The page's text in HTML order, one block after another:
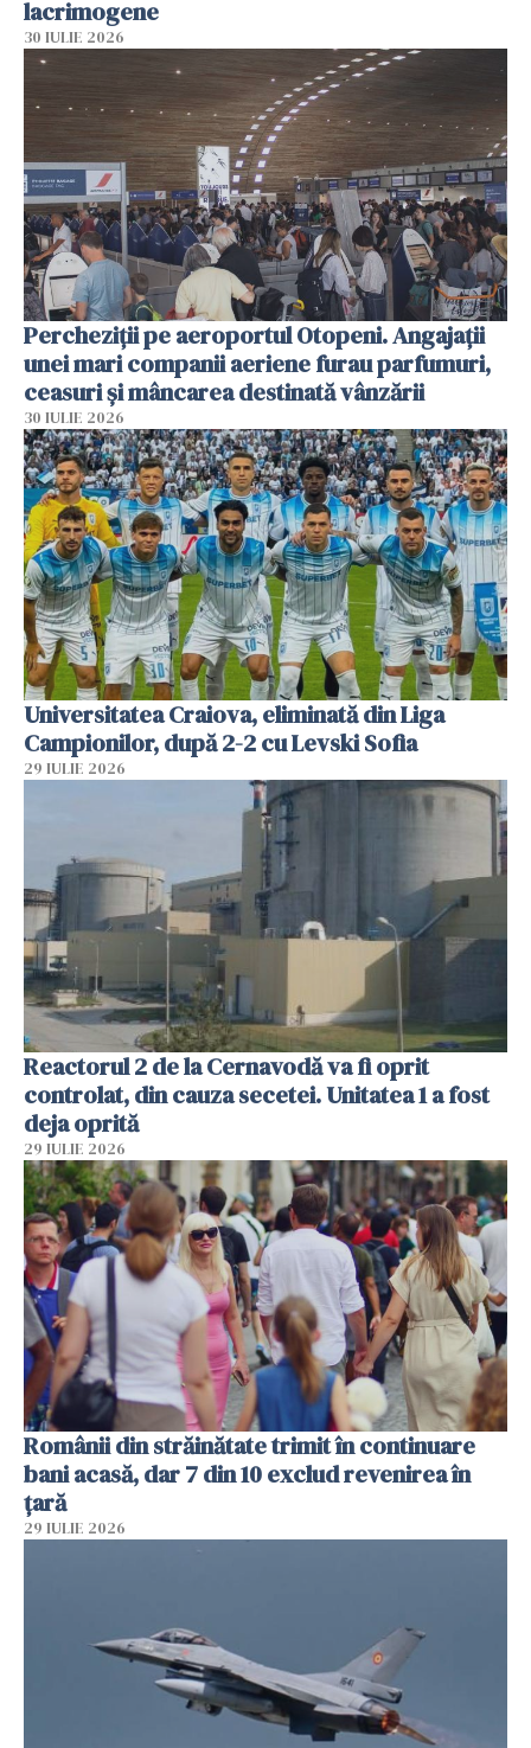
lacrimogene
30 IULIE 2026
Percheziții pe aeroportul Otopeni. Angajații
unei mari companii aeriene furau parfumuri,
ceasuri și mâncarea destinată vânzării
30 IULIE 2026
Universitatea Craiova, eliminată din Liga
Campionilor, după 2-2 cu Levski Sofia
29 IULIE 2026
Reactorul 2 de la Cernavodă va fi oprit
controlat, din cauza secetei. Unitatea 1 a fost
deja oprită
29 IULIE 2026
Românii din străinătate trimit în continuare
bani acasă, dar 7 din 10 exclud revenirea în
țară
29 IULIE 2026